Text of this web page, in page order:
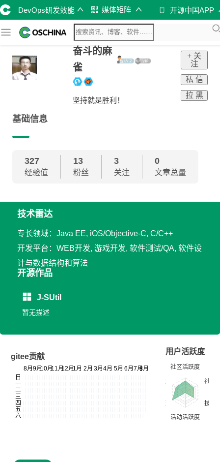
DevOps研发效能 媒体矩阵 开源中国APP
奋斗的麻
雀
坚持就是胜利！
+ 关
注
私 信
拉 黑
基础信息
327
经验值
13
粉丝
3
关注
0
文章总量
技术雷达
专长领域：Java EE, iOS/Objective-C, C/C++
开发平台：WEB开发, 游戏开发, 软件测试/QA, 软件设
计与数据结构和算法
开源作品
J-SUtil
暂无描述
gitee贡献
用户活跃度